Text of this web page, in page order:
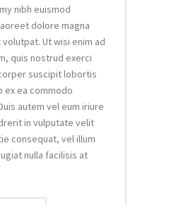
nibh euismod
dolore magna
volutpat. Ut wisi enim ad
quis nostrud exerci
suscipit lobortis
ex ea commodo
autem vel eum iriure
in vulputate velit
consequat, vel illum
nulla facilisis at